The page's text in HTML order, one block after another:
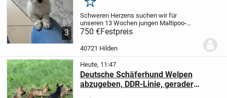
3
Merken
Schweren Herzens suchen wir für
unseren 13 Wochen jungen Maltipoo-
Rüden ein liebevolles neues Zuhause.
ist ein absolut liebenswerter,
verschmuster und verspielter kleiner Kerl,
750 €Festpreis
40721 Hilden
Heute, 11:47
Deutsche Schäferhund Welpen
abzugeben, DDR-Linie, gerader